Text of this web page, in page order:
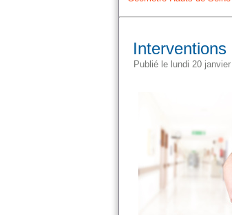
Publié le lundi 20